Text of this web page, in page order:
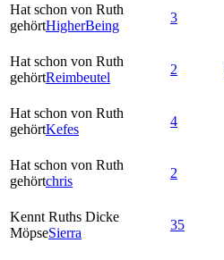
Hat schon von Ruth
gehörtHigherBeing
3
Hat schon von Ruth
gehörtReimbeutel
2
Hat schon von Ruth
gehörtKefes
4
Hat schon von Ruth
gehörtchris
2
Kennt Ruths Dicke
MöpseSierra
35